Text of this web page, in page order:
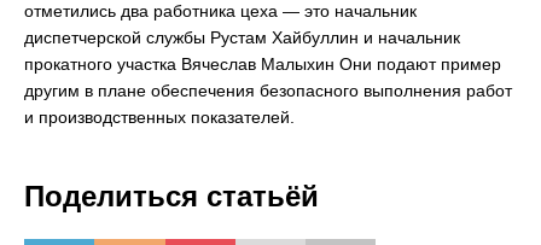
отметились два работника цеха — это начальник
диспетчерской службы Рустам Хайбуллин и начальник
прокатного участка Вячеслав Малыхин Они подают пример
другим в плане обеспечения безопасного выполнения работ
и производственных показателей.
Поделиться статьёй